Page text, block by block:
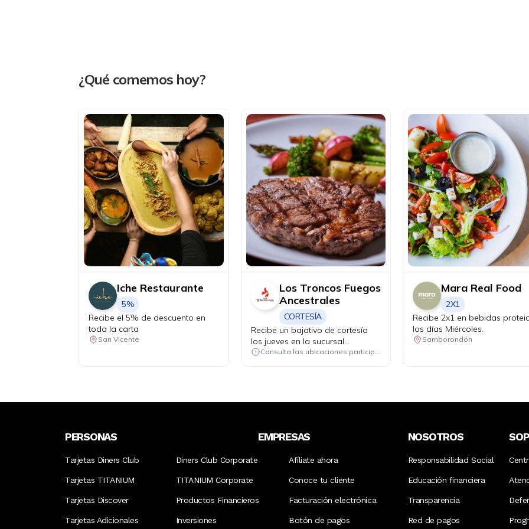
¿Qué comemos hoy?
Iche Restaurante
5%
Recibe el 5% de descuento en
toda la carta
San Vicente
Los Troncos Fuegos
Ancestrales
CORTESÍA
Recibe un bajativo de cortesía
los jueves en la sucursal
Quicentro.
Consulta las ubicaciones participantes
Mara Real Food
2X1
Recibe 2x1 en bebidas
los días Miércoles.
Samborondón
PERSONAS
Tarjetas Diners Club
Tarjetas TITANIUM
Tarjetas Discover
Tarjetas Adicionales
EMPRESAS
Diners Club Corporate
TITANIUM Corporate
Productos Financieros
Inversiones
Afíliate ahora
Conoce tu cliente
Facturación electrónica
Botón de pagos
NOSOTROS
Responsabilidad Social
Educación financiera
Transparencia
Red de pagos